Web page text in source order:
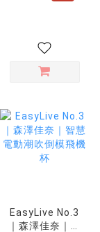
EasyLive No.3
｜森澤佳奈｜智